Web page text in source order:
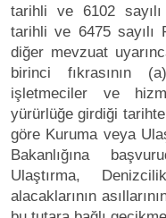
tarihli ve 6102
tarihli ve 6475 sayılı
diğer mevzuat
birinci fıkrasının
işletmeciler ve
yürürlüğe girdiği
göre Kuruma veya
Bakanlığına
Ulaştırma,
alacaklarının